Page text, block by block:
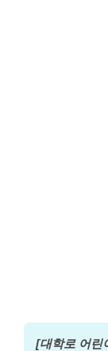
[대학로 어린